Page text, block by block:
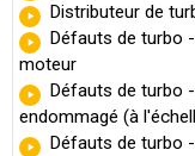
Distributeur de
Défauts de turbo
moteur
Défauts de turbo
endommagé (à
Défauts de turbo